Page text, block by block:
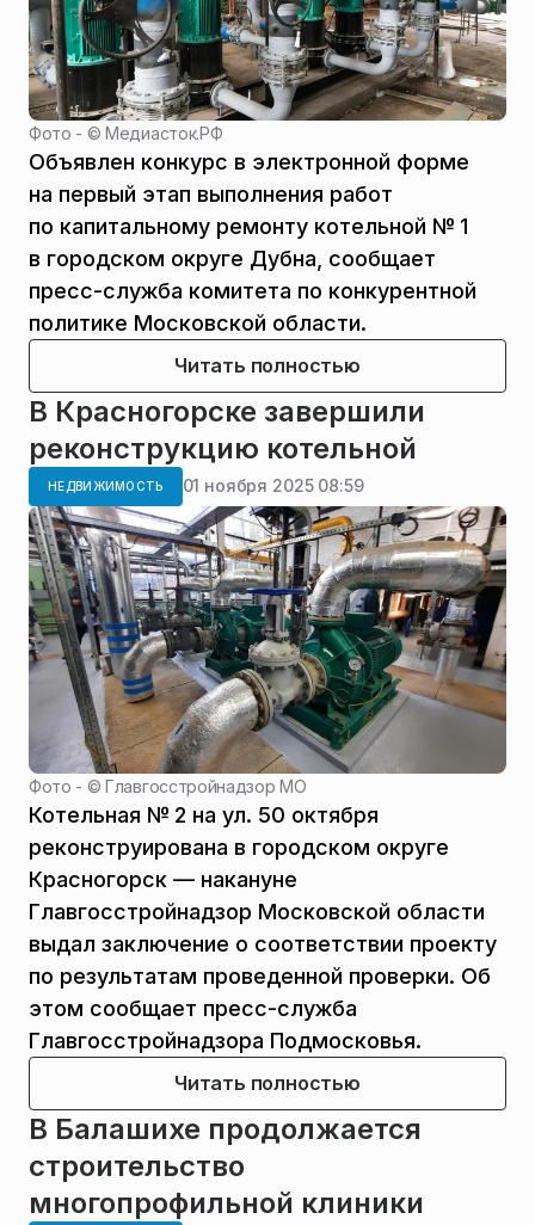
Фото - ©Медиасток.РФ
Объявлен конкурс в электронной форме
на первый этап выполнения работ
по капитальному ремонту котельной № 1
в городском округе Дубна, сообщает
пресс-служба комитета по конкурентной
политике Московской области.
Читать полностью
В Красногорске завершили
реконструкцию котельной
НЕДВИЖИМОСТЬ 01 ноября 2025 08:59
Фото - ©Главгосстройнадзор МО
Котельная № 2 на ул. 50 октября
реконструирована в городском округе
Красногорск — накануне
Главгосстройнадзор Московской области
выдал заключение о соответствии проекту
по результатам проведенной проверки. Об
этом сообщает пресс-служба
Главгосстройнадзора Подмосковья.
Читать полностью
В Балашихе продолжается
строительство
многопрофильной клиники